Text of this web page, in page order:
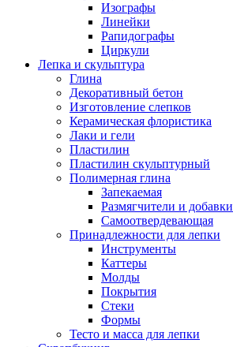
Изографы
Линейки
Рапидографы
Циркули
Лепка и скульптура
Глина
Декоративный бетон
Изготовление слепков
Керамическая флористика
Лаки и гели
Пластилин
Пластилин скульптурный
Полимерная глина
Запекаемая
Размягчители и добавки
Самоотвердевающая
Принадлежности для лепки
Инструменты
Каттеры
Молды
Покрытия
Стеки
Формы
Тесто и масса для лепки